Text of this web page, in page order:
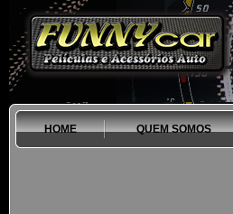
HOME QUEM SOMOS